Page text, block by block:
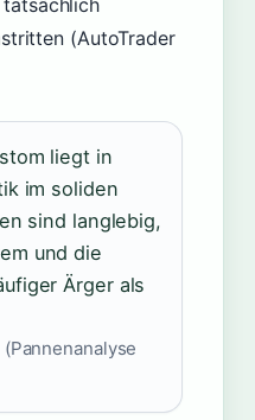
(AutoTrader
liegt in
im soliden
sind langlebig,
und die
Ärger als